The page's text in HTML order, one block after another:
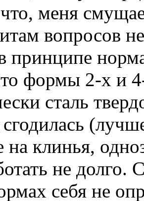
меня
вопросов
принципе
формы 2-х и
сталь
на клинья,
не долго.
себя не